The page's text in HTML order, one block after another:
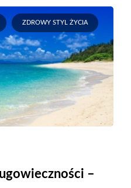
ZDROWY STYL ŻYCIA
–